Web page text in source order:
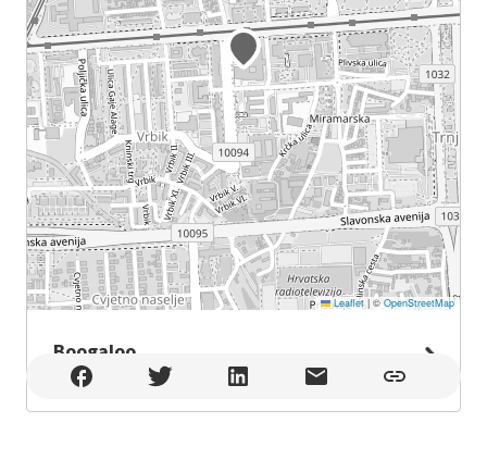
Leaflet |© OpenStreetMap
Boogaloo
Boogaloo , Zagreb